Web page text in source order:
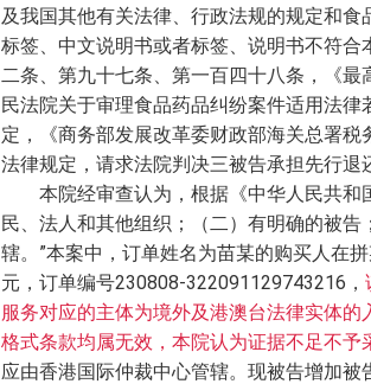
及我国其他有关法律、行政法规的规定和
标签、中文说明书或者标签、说明书不符
二条、第九十七条、第一百四十八条，《
民法院关于审理食品药品纠纷案件适用法
定，《商务部发展改革委财政部海关总署
法律规定，请求法院判决三被告承担先行退
本院经审查认为，根据《中华人民共
民、法人和其他组织；（二）有明确的被
辖。”本案中，订单姓名为苗某的购买人在
元，订单编号230808-322091129743216，
服务对应的主体为境外及港澳台法律实体
格式条款均属无效 ，本院认为证据不足不予
应由香港国际仲裁中心管辖。现被告增加被